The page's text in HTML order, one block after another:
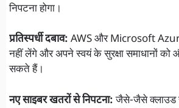
निपटना होगा।
प्रतिस्पर्धी दबाव: AWS और Microsoft
नहीं लेंगे और अपने स्वयं के सुरक्षा समाधानों
सकते हैं।
नए साइबर खतरों से निपटना:जैसे-जैसे क्लाउड